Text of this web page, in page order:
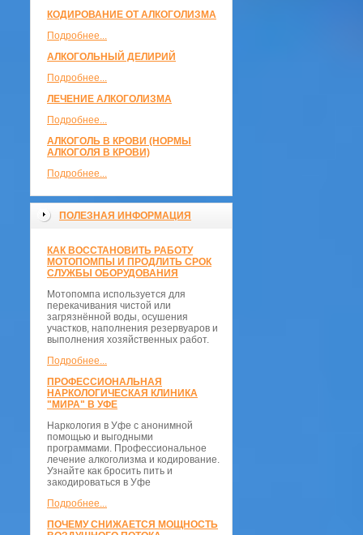
КОДИРОВАНИЕ ОТ АЛКОГОЛИЗМА
Подробнее...
АЛКОГОЛЬНЫЙ ДЕЛИРИЙ
Подробнее...
ЛЕЧЕНИЕ АЛКОГОЛИЗМА
Подробнее...
АЛКОГОЛЬ В КРОВИ (НОРМЫ
АЛКОГОЛЯ В КРОВИ)
Подробнее...
ПОЛЕЗНАЯ ИНФОРМАЦИЯ
КАК ВОССТАНОВИТЬ РАБОТУ
МОТОПОМПЫ И ПРОДЛИТЬ СРОК
СЛУЖБЫ ОБОРУДОВАНИЯ
Мотопомпа используется для
перекачивания чистой или
загрязнённой воды, осушения
участков, наполнения резервуаров и
выполнения хозяйственных работ.
Подробнее...
ПРОФЕССИОНАЛЬНАЯ
НАРКОЛОГИЧЕСКАЯ КЛИНИКА
"МИРА" В УФЕ
Наркология в Уфе с анонимной
помощью и выгодными
программами. Профессиональное
лечение алкоголизма и кодирование.
Узнайте как бросить пить и
закодироваться в Уфе
Подробнее...
ПОЧЕМУ СНИЖАЕТСЯ МОЩНОСТЬ